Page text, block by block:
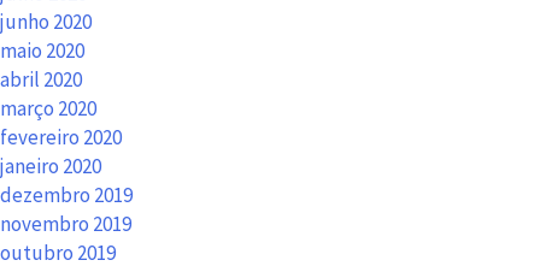
junho 2020
maio 2020
abril 2020
março 2020
fevereiro 2020
janeiro 2020
dezembro 2019
novembro 2019
outubro 2019